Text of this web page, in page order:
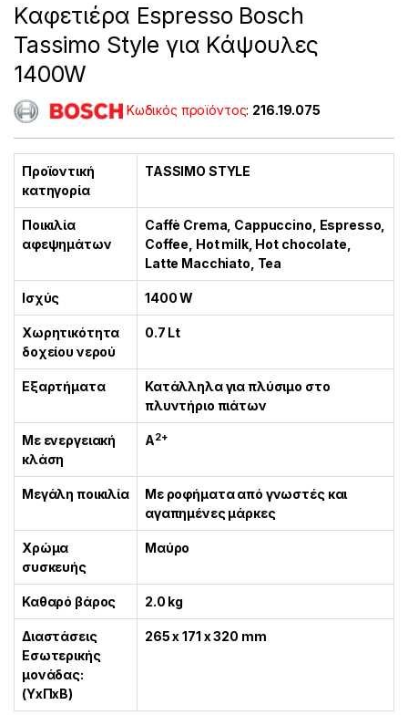
Καφετιέρα Espresso Bosch
Tassimo Style για Κάψουλες
1400W
Κωδικός προϊόντος: 216.19.075
Προϊοντική
κατηγορία
TASSIMO STYLE
Ποικιλία
αφεψημάτων
Caffè Crema, Cappuccino, Espresso,
Coffee, Hot milk, Hot chocolate,
Latte Macchiato, Tea
Ισχύς 1400 W
Χωρητικότητα
δοχείου νερού
0.7 Lt
Εξαρτήματα
Κατάλληλα για πλύσιμο στο
πλυντήριο πιάτων
Με ενεργειακή
κλάση
Α2+
Μεγάλη ποικιλία
Με ροφήματα από γνωστές και
αγαπημένες μάρκες
Χρώμα
συσκευής
Μαύρο
Καθαρό βάρος 2.0 kg
Διαστάσεις
Εσωτερικής
μονάδας:
(ΥxΠxΒ)
265 x 171 x 320 mm